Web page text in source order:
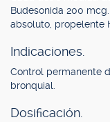
Budesonida 200
absoluto, propelente
Indicaciones.
Control permanente
bronquial.
Dosificación.